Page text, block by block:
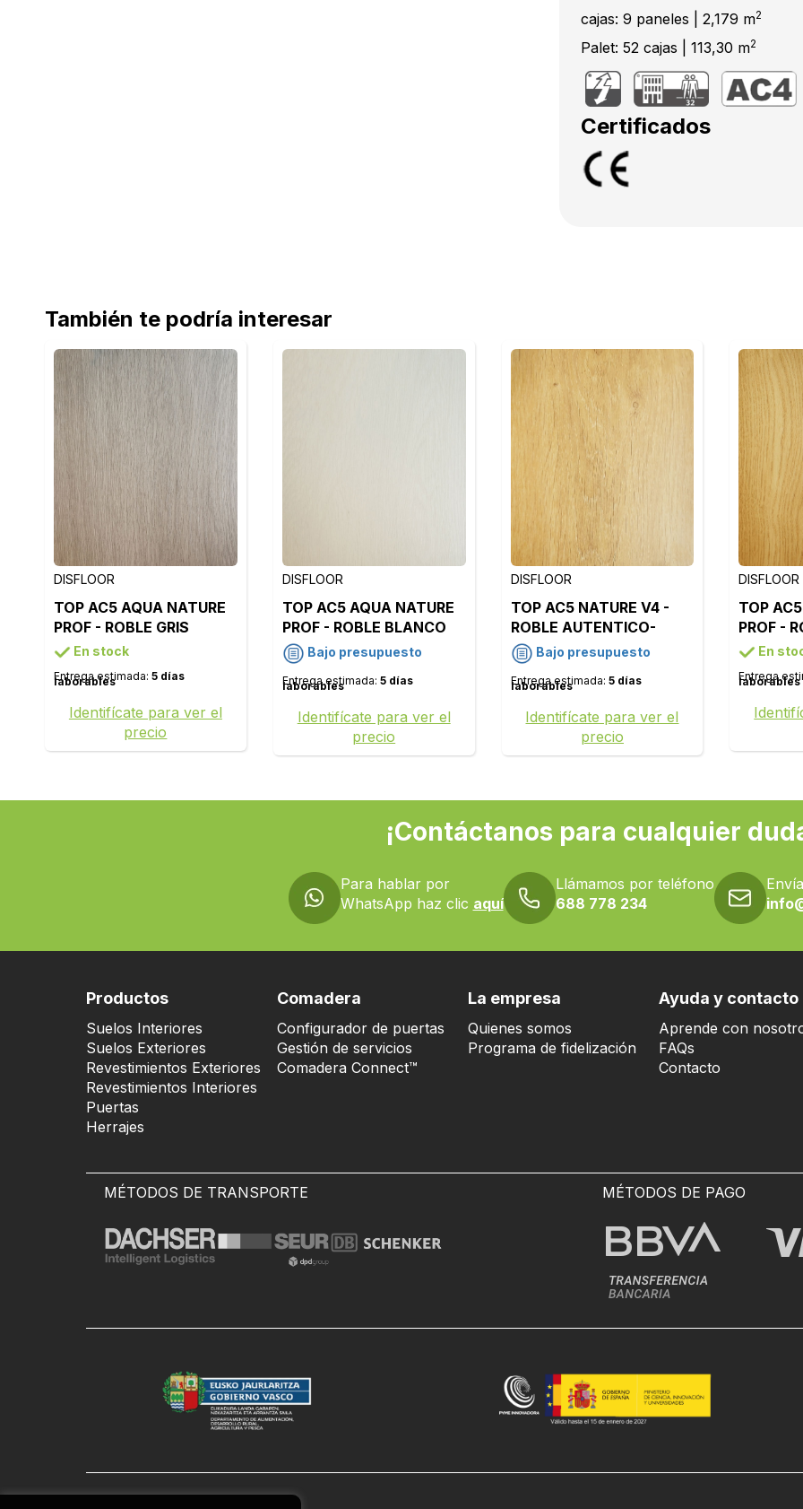
cajas: 9 paneles | 2,179 m2
Palet: 52 cajas | 113,30 m2
Certificados
También te podría interesar
DISFLOOR
TOP AC5 AQUA NATURE
PROF - ROBLE GRIS
OCEANO - 35805
En stock
Entrega estimada: 5 días
laborables
Identifícate para ver el
precio
DISFLOOR
TOP AC5 AQUA NATURE
PROF - ROBLE BLANCO
MODERNO - 35839
Bajo presupuesto
Entrega estimada: 5 días
laborables
Identifícate para ver el
precio
DISFLOOR
TOP AC5 NATURE V4 -
ROBLE AUTENTICO-
34829Bajo presupuesto
Entrega estimada: 5 días
laborables
Identifícate para ver el
precio
DISFLOOR
TOP
PROF -
34878
En
Entrega
laborables
¡Contáctanos para cualquier
Para hablar por
WhatsApp haz clic aquí
Llámamos por teléfono
688 778 234
Productos
Suelos Interiores
Suelos Exteriores
Revestimientos Exteriores
Revestimientos Interiores
Puertas
Herrajes
Comadera
Configurador de puertas
Gestión de servicios
Comadera Connect™
La empresa
Quienes somos
Programa de fidelización
Ayuda y contacto
Aprende con
FAQs
Contacto
MÉTODOS DE TRANSPORTE MÉTODOS DE PAGO